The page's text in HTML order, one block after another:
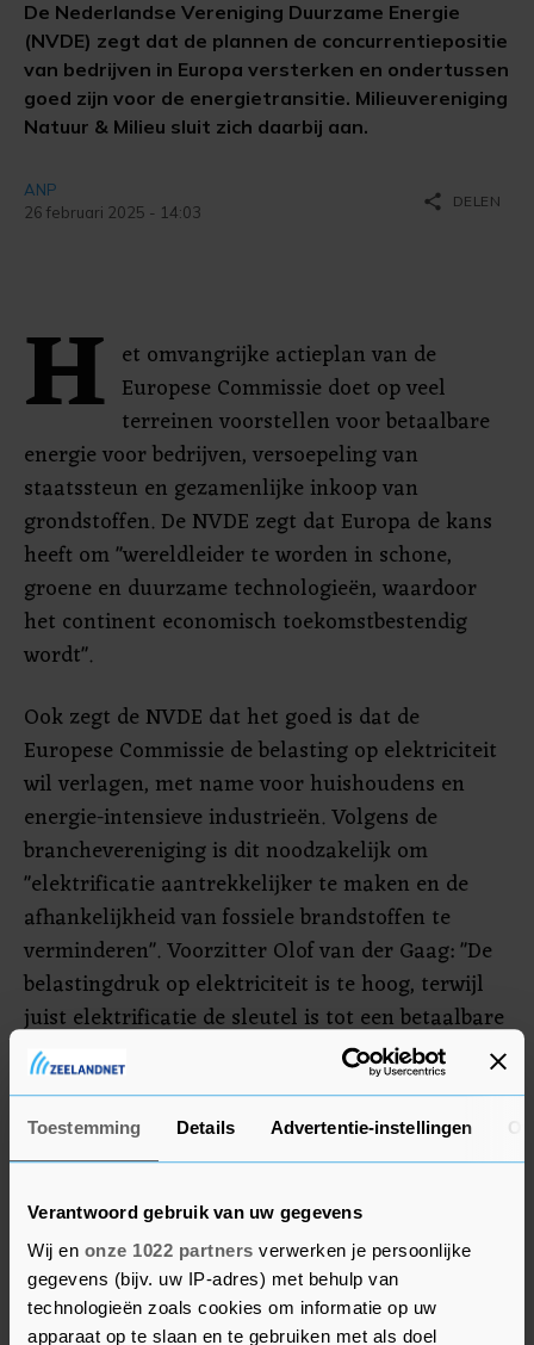
Toestemming Details Advertentie-instellingen
Verantwoord gebruik van uw gegevens
Wij en onze 1022 partners verwerken je persoonlijke
gegevens (bijv. uw IP-adres) met behulp van
technologieën zoals cookies om informatie op uw
apparaat op te slaan en te gebruiken met als doel
De Nederlandse Vereniging Duurzame Energie
(NVDE) zegt dat de plannen de concurrentiepositie
van bedrijven in Europa versterken en ondertussen
goed zijn voor de energietransitie. Milieuvereniging
Natuur & Milieu sluit zich daarbij aan.
ANP
26 februari 2025 - 14:03
share DELEN
H et omvangrijke actieplan van de
Europese Commissie doet op veel
terreinen voorstellen voor betaalbare
energie voor bedrijven, versoepeling van
staatssteun en gezamenlijke inkoop van
grondstoffen. De NVDE zegt dat Europa de kans
heeft om "wereldleider te worden in schone,
groene en duurzame technologieën, waardoor
het continent economisch toekomstbestendig
wordt".
Ook zegt de NVDE dat het goed is dat de
Europese Commissie de belasting op elektriciteit
wil verlagen, met name voor huishoudens en
energie-intensieve industrieën. Volgens de
branchevereniging is dit noodzakelijk om
"elektrificatie aantrekkelijker te maken en de
afhankelijkheid van fossiele brandstoffen te
verminderen". Voorzitter Olof van der Gaag: "De
belastingdruk op elektriciteit is te hoog, terwijl
juist elektrificatie de sleutel is tot een betaalbare
en duurzame energievoorziening."
Directeur Marjolein Demmers van Natuur &
Milieu zegt dat de Europese Commissie met het
concurrentiekracht elkaar juist versterken. Wel is
het van groot belang dat verduurzaming
uitgangspunt is bij het verlenen van de
toegezegde steun."